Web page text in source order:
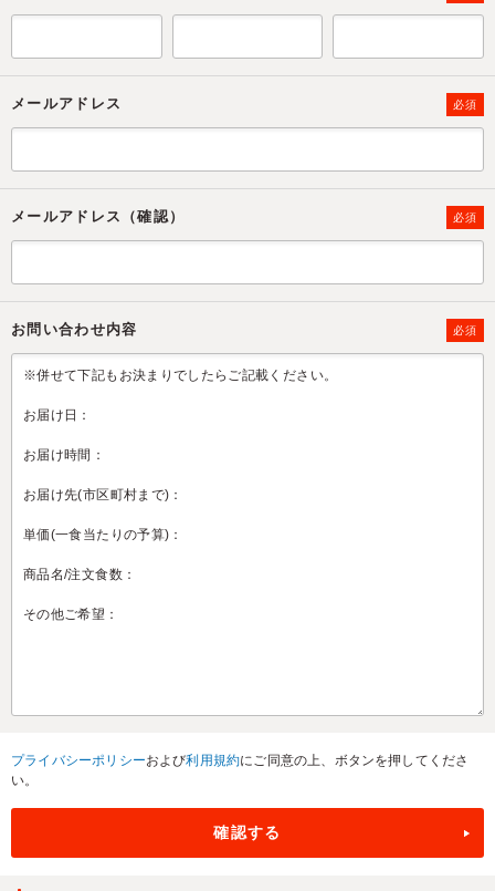
メールアドレス 必須
メールアドレス（確認） 必須
お問い合わせ内容 必須
プライバシーポリシーおよび利用規約にご同意の上、ボタンを押してくださ
い。